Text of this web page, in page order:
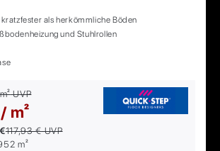
als herkömmliche Böden
und Stuhlrollen
UVP
m²
117,93 €UVP
m²